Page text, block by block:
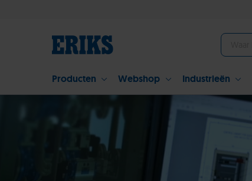
Producten Webshop Industrieën